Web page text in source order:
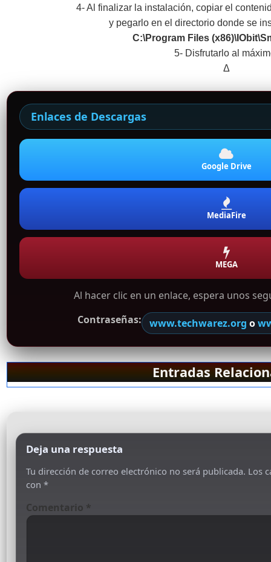
4- Al finalizar la instalación, copiar el
y pegarlo en el directorio donde se
C:\Program Files
5- Disfrutarlo al
Δ
Enlaces de Descargas
Google Drive
MediaFire
MEGA
Al hacer clic en un enlace, espera unos
Contraseñas:
www.techwarez.org o
Entradas
Deja una respuesta
Tu dirección de correo electrónico no será publicada. Los
con *
Comentario *